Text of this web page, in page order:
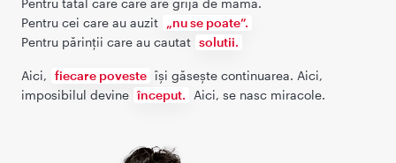
Pentru tatal care care are grija de mama.
Pentru cei care au auzit „nu se poate”.
Pentru părinții care au cautat solutii.
Aici, fiecare poveste își găsește continuarea. Aici,
imposibilul devine început. Aici, se nasc miracole.